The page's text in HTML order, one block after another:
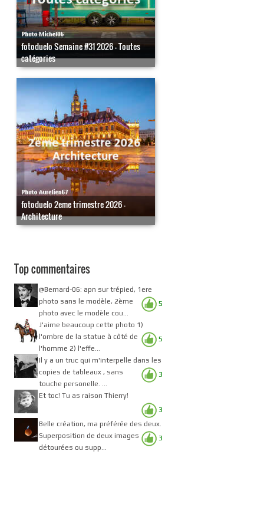
fotoduelo Semaine #31 2026 - Toutes
catégories
fotoduelo 2eme trimestre 2026 -
Architecture
Top commentaires
5
@Bernard-06: apn sur trépied, 1ere
photo sans le modèle, 2ème
photo avec le modèle cou...
5
J'aime beaucoup cette photo 1)
l'ombre de la statue à côté de
l'homme 2) l'effe...
3
Il y a un truc qui m'interpelle dans les
copies de tableaux , sans
touche personelle. ...
3
Et toc! Tu as raison Thierry!
3
Belle création, ma préférée des deux.
Superposition de deux images
détourées ou supp...